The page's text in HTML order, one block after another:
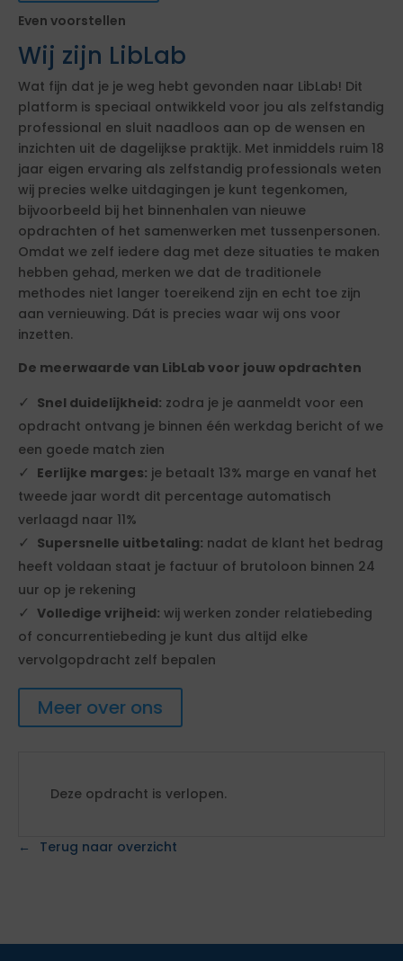
Even voorstellen
Wij zijn LibLab
Wat fijn dat je je weg hebt gevonden naar LibLab! Dit
platform is speciaal ontwikkeld voor jou als zelfstandig
professional en sluit naadloos aan op de wensen en
inzichten uit de dagelijkse praktijk. Met inmiddels ruim 18
jaar eigen ervaring als zelfstandig professionals weten
wij precies welke uitdagingen je kunt tegenkomen,
bijvoorbeeld bij het binnenhalen van nieuwe
opdrachten of het samenwerken met tussenpersonen.
Omdat we zelf iedere dag met deze situaties te maken
hebben gehad, merken we dat de traditionele
methodes niet langer toereikend zijn en echt toe zijn
aan vernieuwing. Dát is precies waar wij ons voor
inzetten.
De meerwaarde van LibLab voor jouw opdrachten
Snel duidelijkheid: zodra je je aanmeldt voor een
opdracht ontvang je binnen één werkdag bericht of we
een goede match zien
Eerlijke marges: je betaalt 13% marge en vanaf het
tweede jaar wordt dit percentage automatisch
verlaagd naar 11%
Supersnelle uitbetaling: nadat de klant het bedrag
heeft voldaan staat je factuur of brutoloon binnen 24
uur op je rekening
Volledige vrijheid: wij werken zonder relatiebeding
of concurrentiebeding je kunt dus altijd elke
vervolgopdracht zelf bepalen
Meer over ons
Deze opdracht is verlopen.
Terug naar overzicht